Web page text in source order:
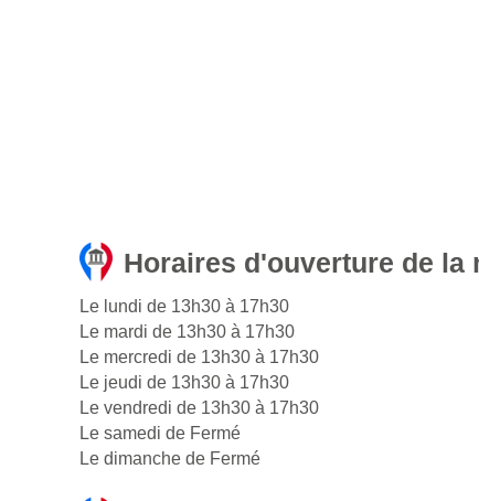
Horaires d'ouverture de la
Le lundi de 13h30 à 17h30
Le mardi de 13h30 à 17h30
Le mercredi de 13h30 à 17h30
Le jeudi de 13h30 à 17h30
Le vendredi de 13h30 à 17h30
Le samedi de Fermé
Le dimanche de Fermé